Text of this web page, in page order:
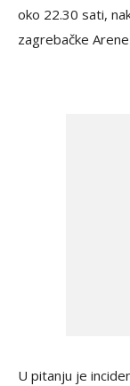
oko 22.30 sati,
zagrebačke
U pitanju je